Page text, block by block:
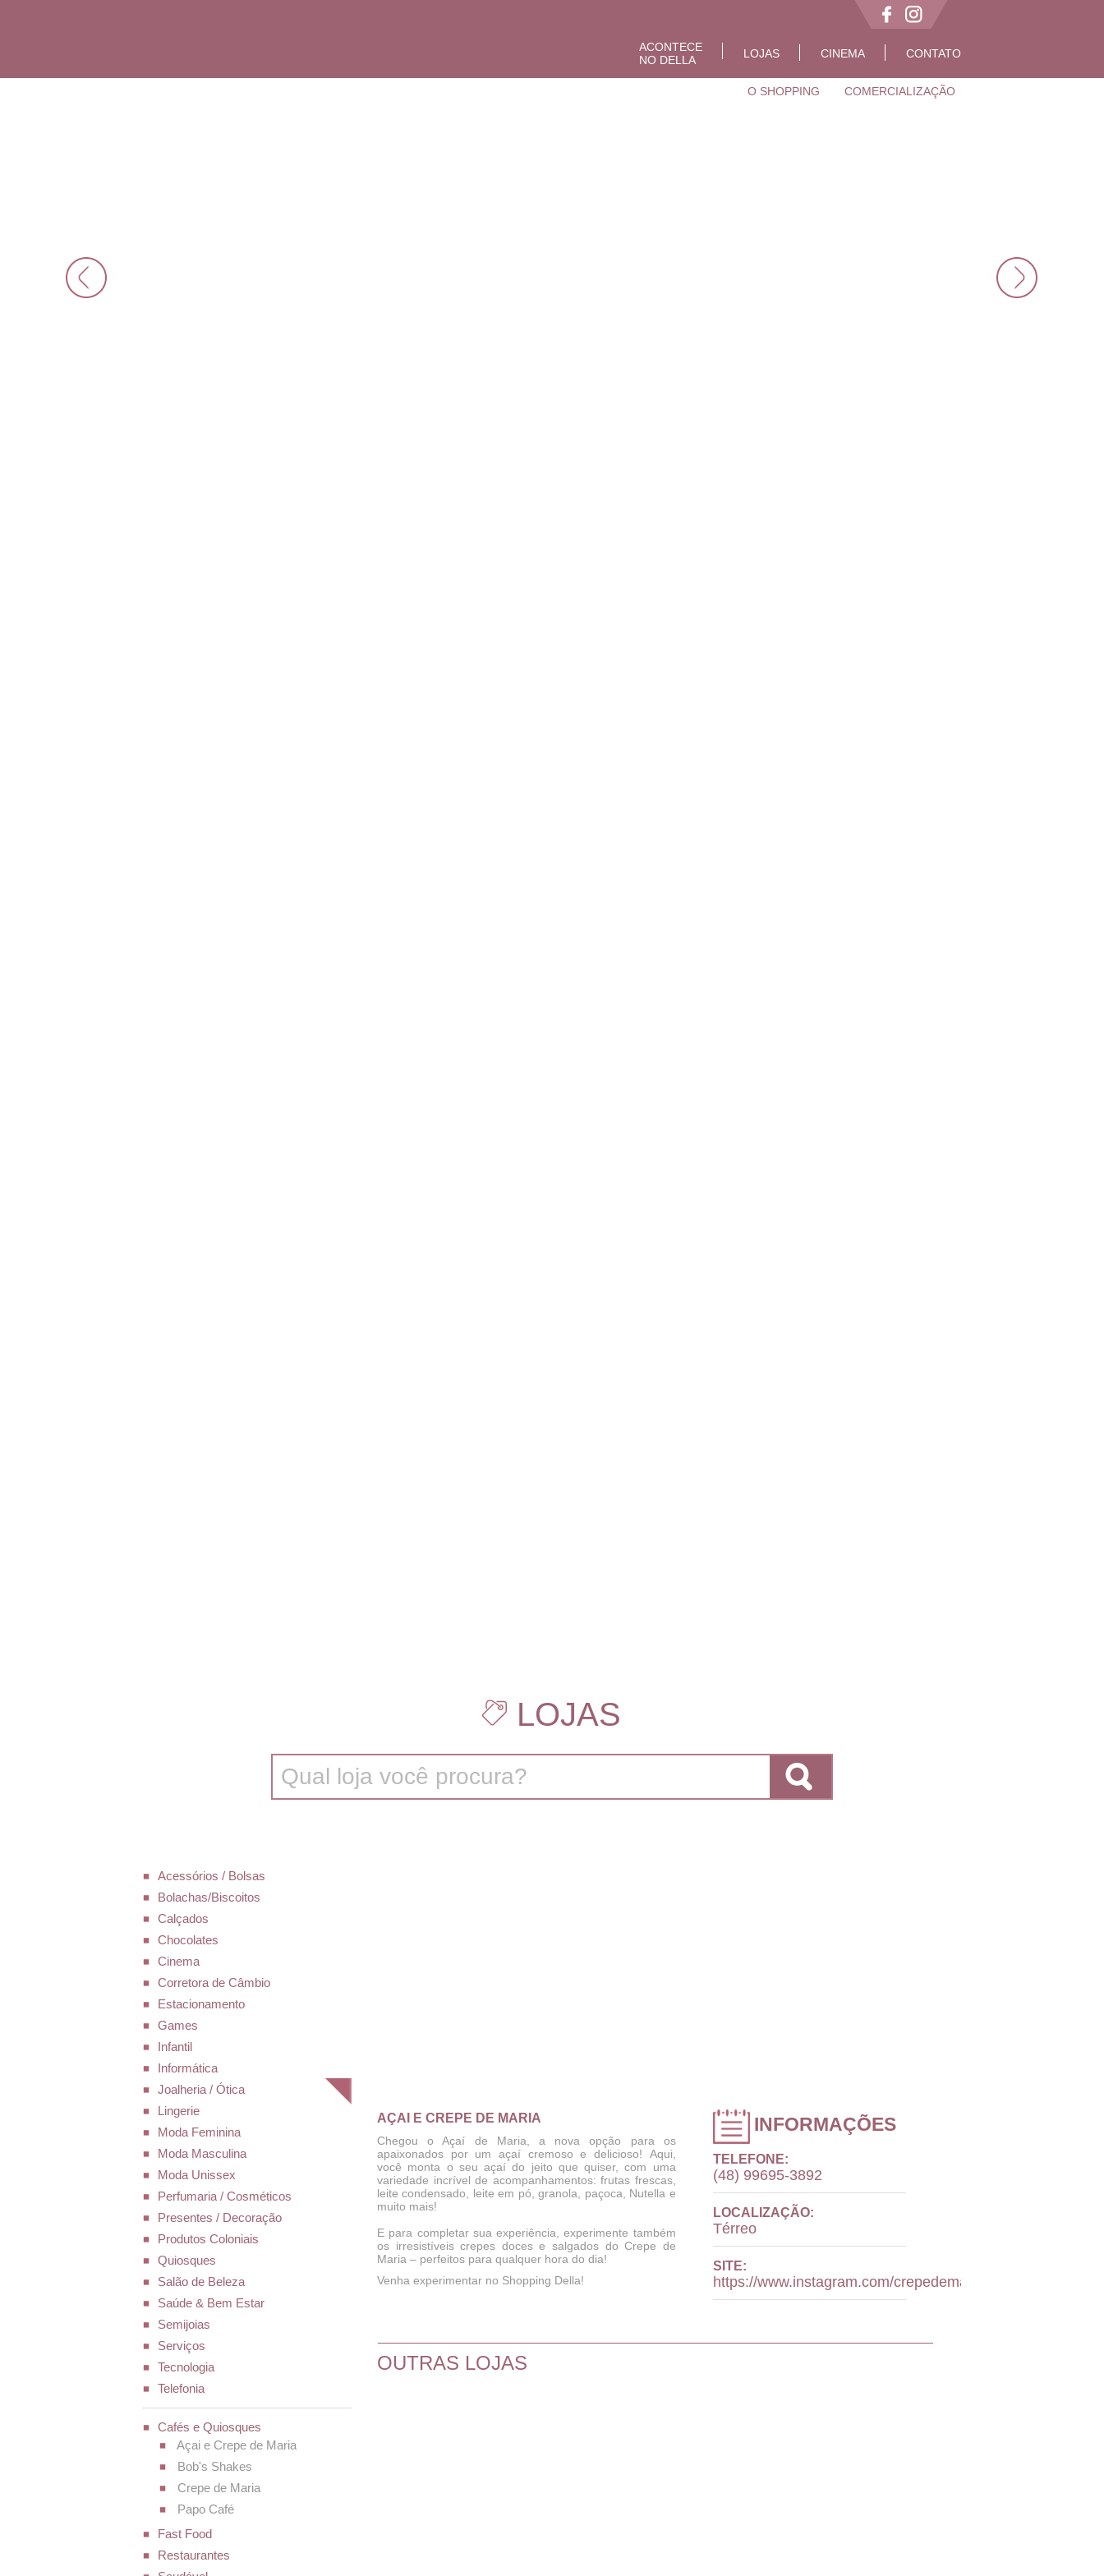
ACONTECE
NO DELLA
LOJAS CINEMA CONTATO
O SHOPPING COMERCIALIZAÇÃO
LOJAS
Acessórios / Bolsas
Bolachas/Biscoitos
Calçados
Chocolates
Cinema
Corretora de Câmbio
Estacionamento
Games
Infantil
Informática
Joalheria / Ótica
Lingerie
Moda Feminina
Moda Masculina
Moda Unissex
Perfumaria / Cosméticos
Presentes / Decoração
Produtos Coloniais
Quiosques
Salão de Beleza
Saúde & Bem Estar
Semijoias
Serviços
Tecnologia
Telefonia
Cafés e Quiosques
Açai e Crepe de Maria
Bob's Shakes
Crepe de Maria
Papo Café
Fast Food
Restaurantes
AÇAI E CREPE DE MARIA
Chegou o Açaí de Maria, a nova opção para os
apaixonados por um açaí cremoso e delicioso! Aqui,
você monta o seu açaí do jeito que quiser, com uma
variedade incrível de acompanhamentos: frutas frescas,
leite condensado, leite em pó, granola, paçoca, Nutella e
muito mais!
E para completar sua experiência, experimente também
os irresistíveis crepes doces e salgados do Crepe de
Maria – perfeitos para qualquer hora do dia!
Venha experimentar no Shopping Della!
INFORMAÇÕES
TELEFONE:
(48) 99695-3892
LOCALIZAÇÃO:
Térreo
SITE:
https://www.instagram.com/crepedemariashoppingdella/
OUTRAS LOJAS